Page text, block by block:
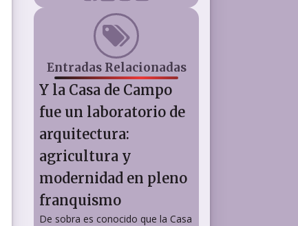
Entradas Relacionadas
Y la Casa de Campo
fue un laboratorio de
arquitectura:
agricultura y
modernidad en pleno
franquismo
De sobra es conocido que la Casa